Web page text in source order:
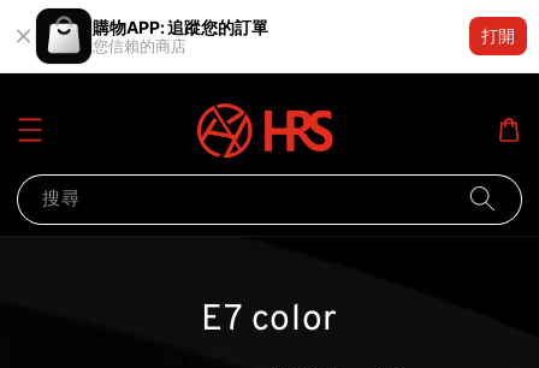
購物APP: 追蹤您的訂單
您信賴的商店
打開
搜尋
E7 color